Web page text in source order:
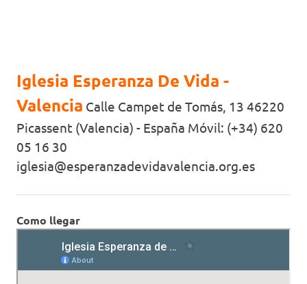
Iglesia Esperanza De Vida -
Valencia Calle Campet de Tomás, 13 46220
Picassent (Valencia) - España Móvil: (+34) 620
05 16 30
iglesia@esperanzadevidavalencia.org.es
Como llegar